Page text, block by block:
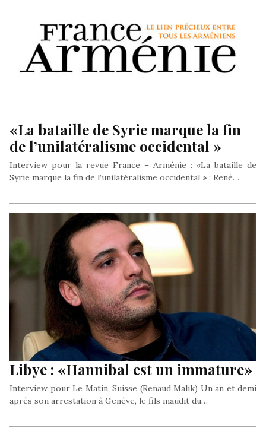
«La bataille de Syrie marque la fin
de l’unilatéralisme occidental »
Interview pour la revue France – Arménie : «La bataille de
Syrie marque la fin de l’unilatéralisme occidental » : René…
Libye : «Hannibal est un immature»
Interview pour Le Matin, Suisse (Renaud Malik) Un an et demi
après son arrestation à Genève, le fils maudit du…